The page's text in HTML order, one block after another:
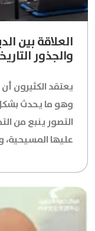
العلاقة بين
والجذور
يعتقد الكثيرون
وهو ما يحدث
التصور ينبع من
عليها المسيحية،